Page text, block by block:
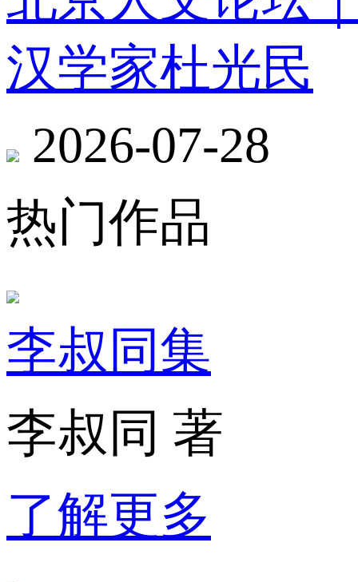
汉学家杜光民
2026-07-28
热门作品
李叔同集
李叔同 著
了解更多